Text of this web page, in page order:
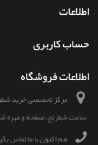
اطلاعات
حساب کاربری
اطلاعات فروشگاه
مرکز تخصصی خرید
ساعت شطرنج، صفحه و مهره
هم اکنون با ما تماس